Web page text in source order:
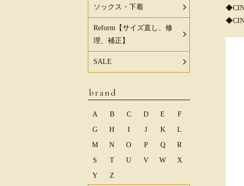
ソックス・下着
Reform【サイズ直し、修
理、補正】
SALE
brand
A B C D E
F
G
H I J K
L
M
N O P Q
R
S
T U V W
X
Y
Z